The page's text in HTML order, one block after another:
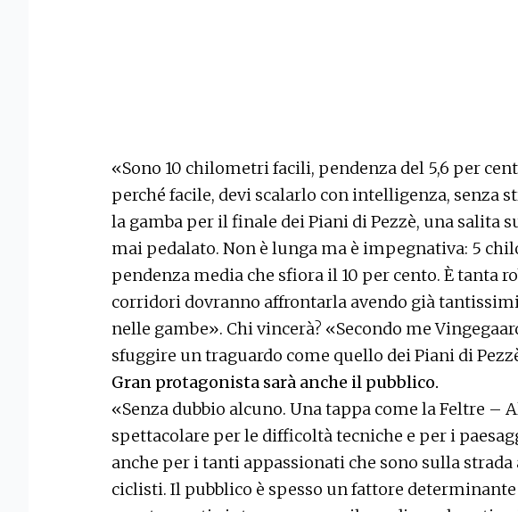
«Sono 10 chilometri facili, pendenza del 5,6 per
perché facile, devi scalarlo con intelligenza, senza
la gamba per il finale dei Piani di Pezzè, una salita
mai pedalato. Non è lunga ma è impegnativa: 5
pendenza media che sfiora il 10 per cento. È tanta
corridori dovranno affrontarla avendo già
nelle gambe». Chi vincerà? «Secondo me
sfuggire un traguardo come quello dei Piani di
Gran protagonista sarà anche il pubblico.
«Senza dubbio alcuno. Una tappa come la Feltre –
spettacolare per le difficoltà tecniche e per i
anche per i tanti appassionati che sono sulla strada
ciclisti. Il pubblico è spesso un fattore